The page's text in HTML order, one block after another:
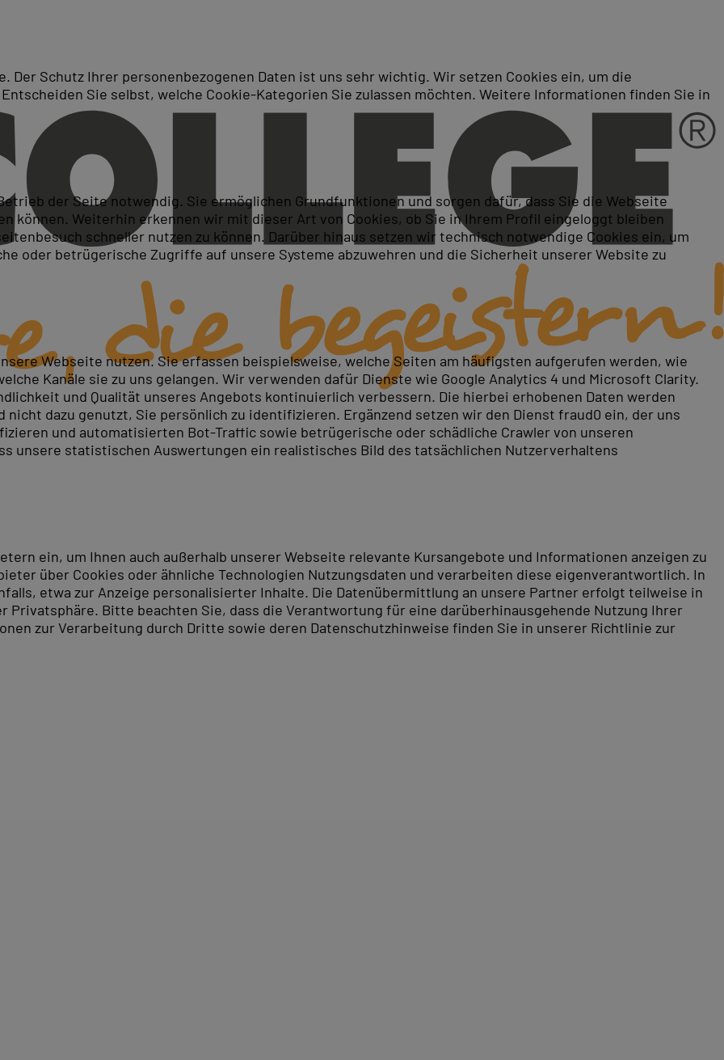
2022 - Kompaktkurs für Administratoren
verstehen
BS einsetzen
Der Schutz Ihrer personenbezogenen Daten ist uns sehr wichtig. Wir setzen Cookies ein, um die
Sie selbst, welche Cookie-Kategorien Sie zulassen möchten. Weitere Informationen finden Sie in
der Seite notwendig. Sie ermöglichen Grundfunktionen und sorgen dafür, dass Sie die Webseite
können. Weiterhin erkennen wir mit dieser Art von Cookies, ob Sie in Ihrem Profil eingeloggt bleiben
schneller nutzen zu können. Darüber hinaus setzen wir technisch notwendige Cookies ein, um
oder betrügerische Zugriffe auf unsere Systeme abzuwehren und die Sicherheit unserer Website zu
Webseite nutzen. Sie erfassen beispielsweise, welche Seiten am häufigsten aufgerufen werden, wie
Kanäle sie zu uns gelangen. Wir verwenden dafür Dienste wie Google Analytics 4 und Microsoft Clarity.
und Qualität unseres Angebots kontinuierlich verbessern. Die hierbei erhobenen Daten werden
dazu genutzt, Sie persönlich zu identifizieren. Ergänzend setzen wir den Dienst fraud0 ein, der uns
und automatisierten Bot-Traffic sowie betrügerische oder schädliche Crawler von unseren
unsere statistischen Auswertungen ein realistisches Bild des tatsächlichen Nutzerverhaltens
ein, um Ihnen auch außerhalb unserer Webseite relevante Kursangebote und Informationen anzeigen zu
über Cookies oder ähnliche Technologien Nutzungsdaten und verarbeiten diese eigenverantwortlich. In
etwa zur Anzeige personalisierter Inhalte. Die Datenübermittlung an unsere Partner erfolgt teilweise in
Privatsphäre. Bitte beachten Sie, dass die Verantwortung für eine darüberhinausgehende Nutzung Ihrer
zur Verarbeitung durch Dritte sowie deren Datenschutzhinweise finden Sie in unserer Richtlinie zur